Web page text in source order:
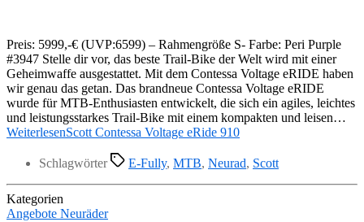
Preis: 5999,-€ (UVP:6599) – Rahmengröße S- Farbe: Peri Purple
#3947 Stelle dir vor, das beste Trail-Bike der Welt wird mit einer
Geheimwaffe ausgestattet. Mit dem Contessa Voltage eRIDE haben
wir genau das getan. Das brandneue Contessa Voltage eRIDE
wurde für MTB-Enthusiasten entwickelt, die sich ein agiles, leichtes
und leistungsstarkes Trail-Bike mit einem kompakten und leisen…
WeiterlesenScott Contessa Voltage eRide 910
Schlagwörter E-Fully, MTB, Neurad, Scott
Kategorien
Angebote Neuräder